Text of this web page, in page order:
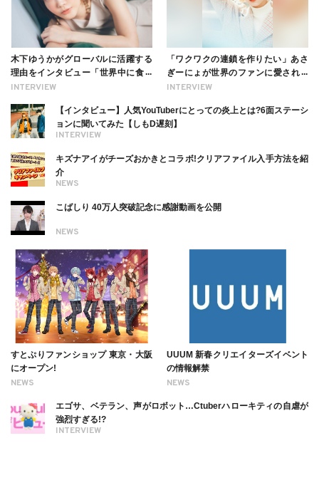
INTERVIEW
木下ゆうかがグローバルに活躍する
理由をインタビュー「世界中に食べ
る幸せを伝えたい」新事務所加入に
INTERVIEW
「ワクワクの連鎖を作りたい」あさ
ぎーにょが世界のファンに愛される
理由【インタビュー】
INTERVIEW
【インタビュー】人気YouTuberにとっての炎上とは?6面ステーシ
ョンに聞いてみた【しもD遅刻】
NEWS
キズナアイがチーズおかきとコラボ!クリアファイル入手方法を紹
介
NEWS
こばしり 40万人突破記念に感謝動画を公開
NEWS
すとぷりファンショップ 東京・大阪
にオープン!
NEWS
UUUM 新春クリエイターズイベント
の情報解禁
INTERVIEW
エゴサ、ベテラン、声がロボット…Ctuberハローキティの自虐が
強烈すぎる!?